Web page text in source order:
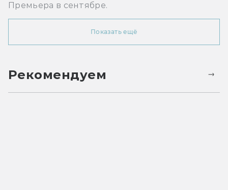
Премьера в сентябре.
Показать ещё
Рекомендуем